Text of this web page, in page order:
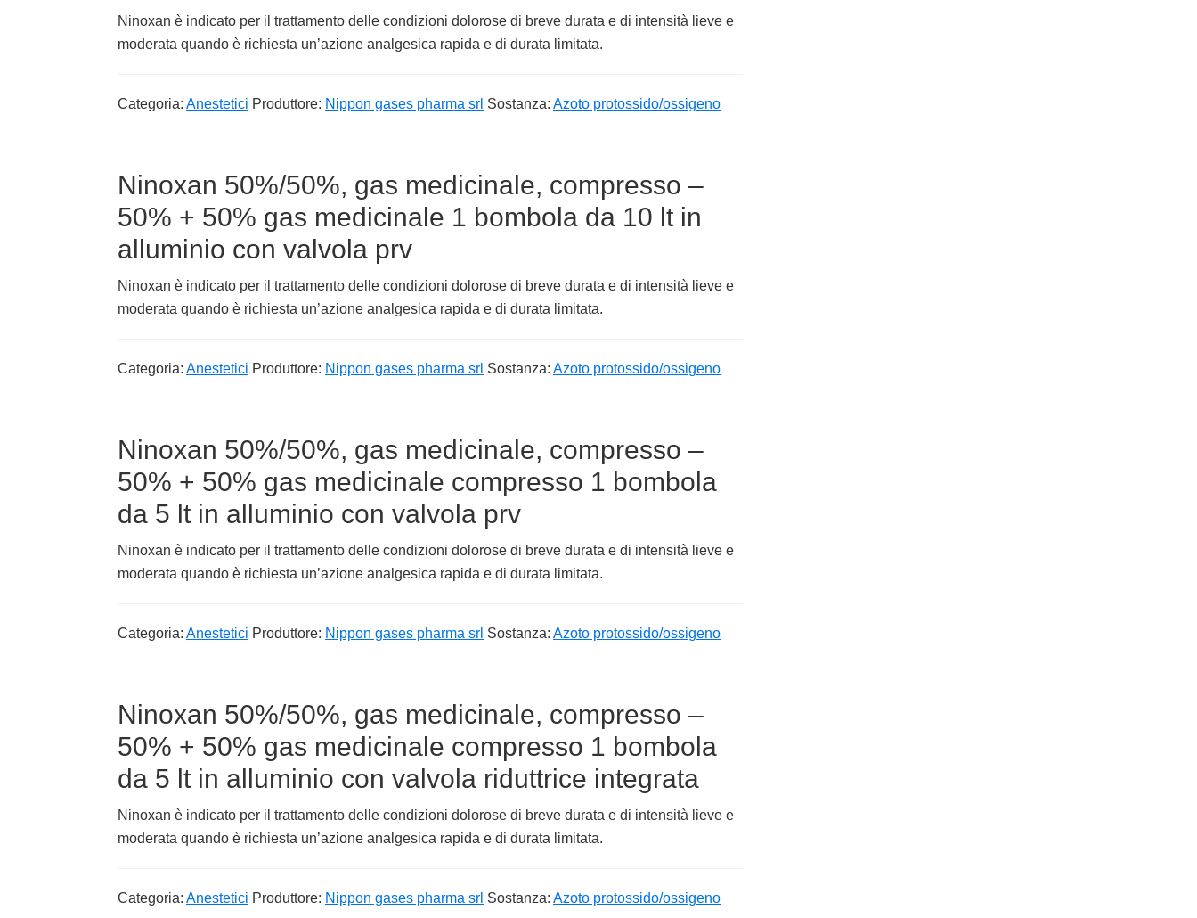
Ninoxan è indicato per il trattamento delle condizioni dolorose di breve durata e di intensità lieve e
moderata quando è richiesta un’azione analgesica rapida e di durata limitata.
Categoria: Anestetici Produttore: Nippon gases pharma srl Sostanza: Azoto protossido/ossigeno
Ninoxan 50%/50%, gas medicinale, compresso –
50% + 50% gas medicinale 1 bombola da 10 lt in
alluminio con valvola prv
Ninoxan è indicato per il trattamento delle condizioni dolorose di breve durata e di intensità lieve e
moderata quando è richiesta un’azione analgesica rapida e di durata limitata.
Categoria: Anestetici Produttore: Nippon gases pharma srl Sostanza: Azoto protossido/ossigeno
Ninoxan 50%/50%, gas medicinale, compresso –
50% + 50% gas medicinale compresso 1 bombola
da 5 lt in alluminio con valvola prv
Ninoxan è indicato per il trattamento delle condizioni dolorose di breve durata e di intensità lieve e
moderata quando è richiesta un’azione analgesica rapida e di durata limitata.
Categoria: Anestetici Produttore: Nippon gases pharma srl Sostanza: Azoto protossido/ossigeno
Ninoxan 50%/50%, gas medicinale, compresso –
50% + 50% gas medicinale compresso 1 bombola
da 5 lt in alluminio con valvola riduttrice integrata
Ninoxan è indicato per il trattamento delle condizioni dolorose di breve durata e di intensità lieve e
moderata quando è richiesta un’azione analgesica rapida e di durata limitata.
Categoria: Anestetici Produttore: Nippon gases pharma srl Sostanza: Azoto protossido/ossigeno